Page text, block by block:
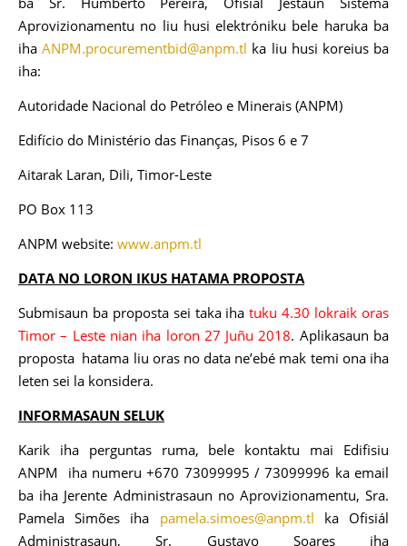
Aprovizionamentu no liu husi elektróniku bele haruka ba
ihaANPM.procurementbid@anpm.tl ka liu husi koreius ba
iha:
Autoridade Nacional do Petróleo e Minerais (ANPM)
Edifício do Ministério das Finanças, Pisos 6 e 7
Aitarak Laran, Dili, Timor-Leste
PO Box 113
ANPM website: www.anpm.tl
DATA NO LORON IKUS HATAMA PROPOSTA
Submisaun ba proposta sei taka ihatuku 4.30 lokraik oras
Timor – Leste nian iha loron 27 Juñu 2018. Aplikasaun ba
proposta hatama liu oras no data ne’ebé mak temi ona iha
leten sei la konsidera.
INFORMASAUN SELUK
Karik iha perguntas ruma, bele kontaktu mai Edifisiu
ANPM iha numeru +670 73099995 / 73099996 ka email
ba iha Jerente Administrasaun no Aprovizionamentu, Sra.
Pamela Simões iha pamela.simoes@anpm.tl ka Ofisiál
Administrasaun, Sr. Gustavo Soares iha